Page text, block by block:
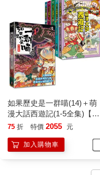
如果歷史是一群喵(14)＋萌
漫大話西遊記(1-5全集)【共6
冊套書】
75 折 特價 2055 元
加入購物車